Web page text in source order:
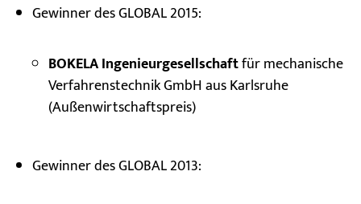
Gewinner des GLOBAL 2015:
BOKELA Ingenieurgesellschaftfür mechanische
Verfahrenstechnik GmbH aus Karlsruhe
(Außenwirtschaftspreis)
Gewinner des GLOBAL 2013: